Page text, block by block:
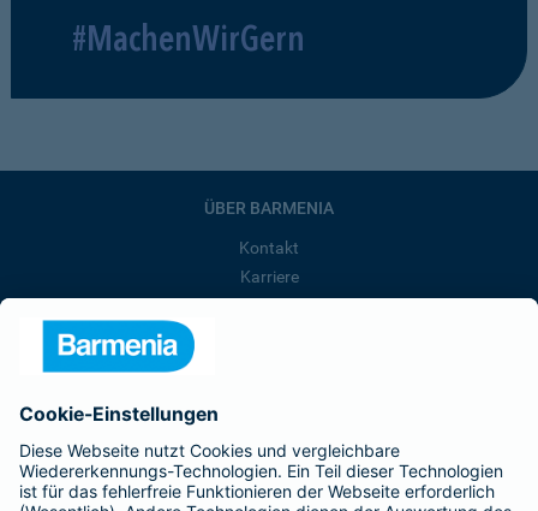
#MachenWirGern
ÜBER BARMENIA
Kontakt
Karriere
Barmenia ist Teil der BarmeniaGothaer
BELIEBTE SEITEN